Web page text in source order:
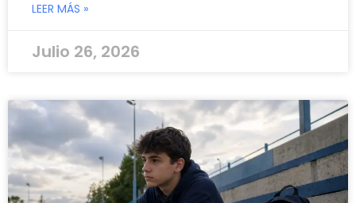
LEER MÁS »
Julio 26, 2026